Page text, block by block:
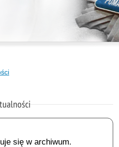
się w archiwum.